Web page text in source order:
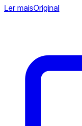
Ler maisOriginal